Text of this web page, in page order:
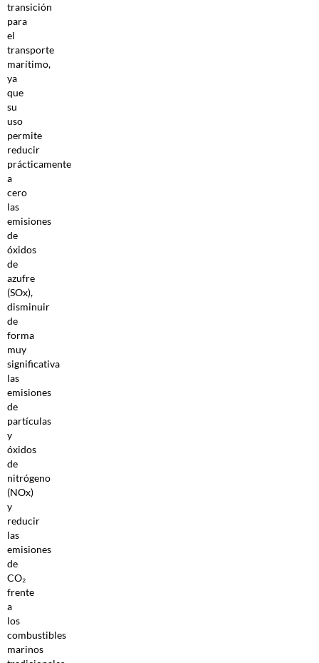
transición
para
el
transporte
marítimo,
ya
que
su
uso
permite
reducir
prácticamente
a
cero
las
emisiones
de
óxidos
de
azufre
(SOx),
disminuir
de
forma
muy
significativa
las
emisiones
de
partículas
y
óxidos
de
nitrógeno
(NOx)
y
reducir
las
emisiones
de
CO₂
frente
a
los
combustibles
marinos